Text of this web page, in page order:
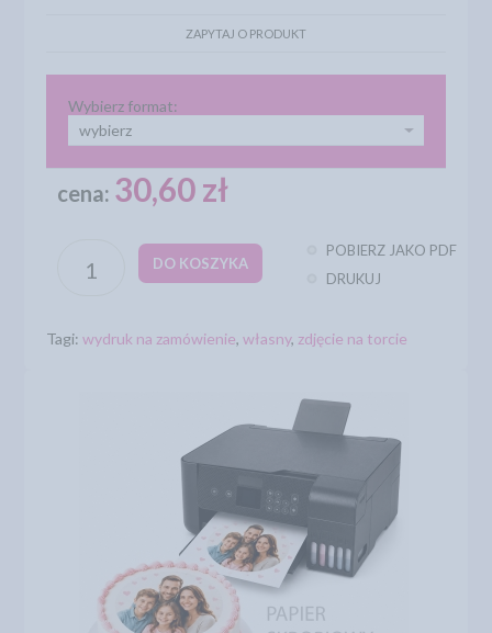
ZAPYTAJ O PRODUKT
Wybierz format:
wybierz
cena: 30,60 zł
DO KOSZYKA
POBIERZ JAKO PDF
DRUKUJ
Tagi: wydruk na zamówienie,własny, zdjęcie na torcie